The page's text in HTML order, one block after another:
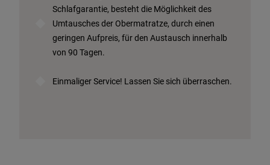
Schlafgarantie, besteht die Möglichkeit des
Umtausches der Obermatratze, durch einen
geringen Aufpreis, für den Austausch innerhalb
von 90 Tagen.
Einmaliger Service! Lassen Sie sich überraschen.